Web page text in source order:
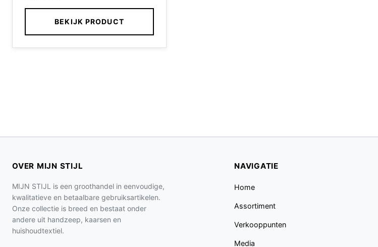
BEKIJK PRODUCT
OVER MIJN STIJL
MIJN STIJL is een groothandel in eenvoudige,
kwalitatieve en betaalbare gebruiksartikelen.
Onze collectie is breed en bestaat onder
andere uit handzeep, kaarsen en
huishoudtextiel.
NAVIGATIE
Home
Assortiment
Verkooppunten
Media